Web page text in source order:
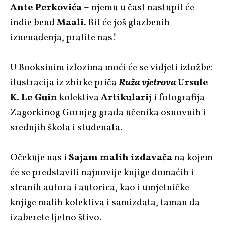
Ante Perkovića– njemu u čast nastupit će
indie bendMaali. Bit će još glazbenih
iznenađenja, pratite nas!
U Booksinim izlozima moći će se vidjeti izložbe:
ilustracija iz zbirke pričaRuža vjetrovaUrsule
K. Le GuinkolektivaArtikularij i fotografija
Zagorkinog Gornjeg grada učenika osnovnih i
srednjih škola i studenata.
Očekuje nas iSajam malih izdavačana kojem
će se predstaviti najnovije knjige domaćih i
stranih autora i autorica, kao i umjetničke
knjige malih kolektiva i samizdata, taman da
izaberete ljetno štivo.